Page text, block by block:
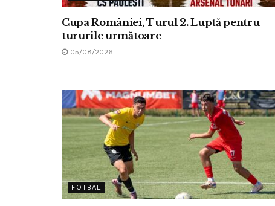
Cupa României, Turul 2. Luptă pentru
tururile următoare
05/08/2026
FOTBAL